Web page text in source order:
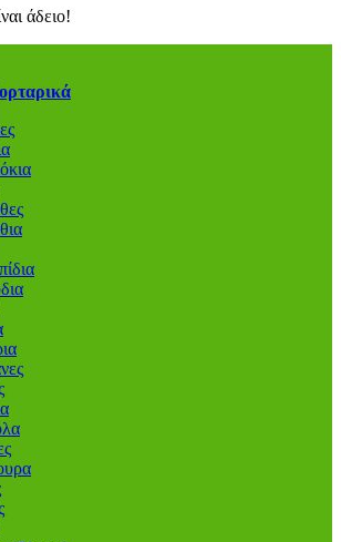
άδειο!